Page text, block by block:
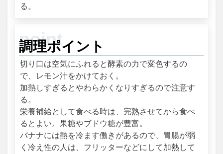
る。
調理ポイント
切り口は空気にふれると酵素の力で変色するの
で、レモン汁をかけておく。
加熱しすぎるとやわらかくなりすぎるので注意す
る。
栄養補給として食べる時は、完熟させてから食べ
るとよい。果糖やブドウ糖が豊富。
バナナには熱を冷ます働きがあるので、胃腸が弱
く冷え性の人は、フリッターなどにして加熱して